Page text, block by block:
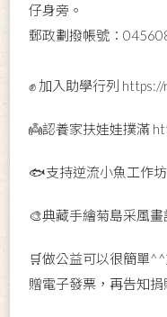
仔身旁。
郵政劃撥帳號：
✊ 加入助學行列 https://
👼認養家扶娃娃撲滿
🐟支持逆流小魚工作坊
🎨典藏手繪菊島采風畫
🛒做公益可以很簡單
贈電子發票，再告知